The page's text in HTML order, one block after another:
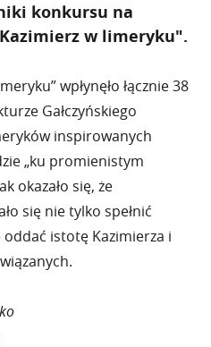
konkursu na
w limeryku".
wpłynęło łącznie 38
Gałczyńskiego
inspirowanych
„ku promienistym
okazało się, że
się nie tylko spełnić
istotę Kazimierza i